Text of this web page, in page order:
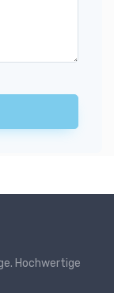
Hochwertige